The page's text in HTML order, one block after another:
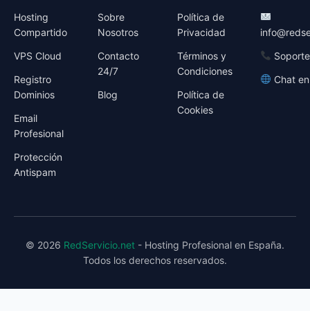
Hosting
Compartido
VPS Cloud
Registro
Dominios
Email
Profesional
Protección
Antispam
Sobre
Nosotros
Contacto
24/7
Blog
Política de
Privacidad
Términos y
Condiciones
Política de
Cookies
Chat
© 2026 RedServicio.net - Hosting Profesional en España.
Todos los derechos reservados.